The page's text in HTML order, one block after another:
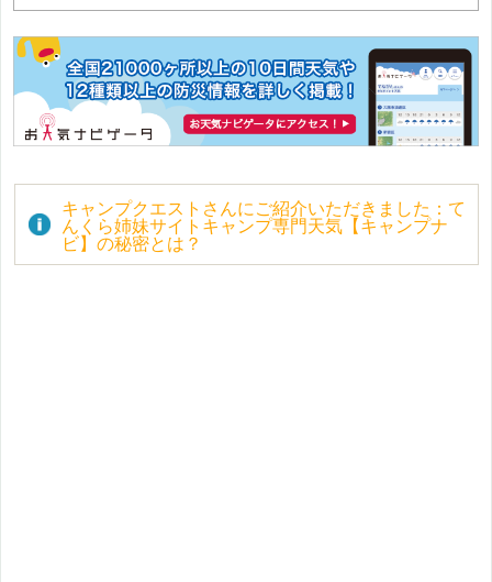
キャンプクエストさんにご紹介いただきました：て
んくら姉妹サイトキャンプ専門天気【キャンプナ
ビ】の秘密とは？